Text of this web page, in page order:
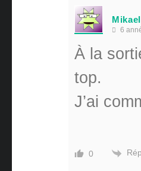
6
À la
top.
J’ai
0